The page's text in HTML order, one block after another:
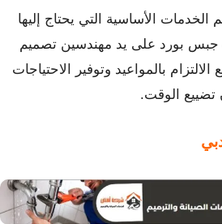
الخدمات الأساسية التي يحتاج إليها
جبس بورد على يد مهندسين تصميم
بالمواعيد وتوفير الاحتياجات
تضييع الوقت.